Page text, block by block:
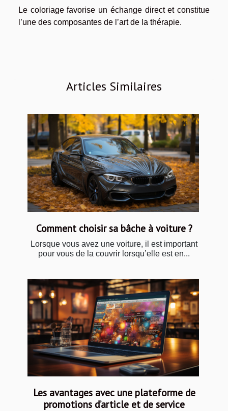
Le coloriage favorise un échange direct et constitue
l’une des composantes de l’art de la thérapie.
Articles Similaires
Comment choisir sa bâche à voiture ?
Lorsque vous avez une voiture, il est important
pour vous de la couvrir lorsqu’elle est en...
Les avantages avec une plateforme de
promotions d’article et de service